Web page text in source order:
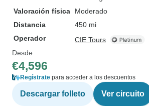
Valoración física
Moderado
Distancia
450 mi
Operador
CIE Tours
Desde
€4,596
Regístrate para acceder a los descuentos
Descargar folleto Ver circuito